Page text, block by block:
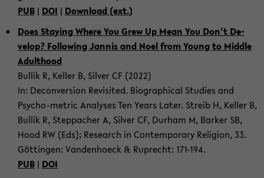
PUB | DOI | Down­load (ext.)
Does Stay­ing Where You Grew Up Mean You Don’t De­
velop? Fol­low­ing Jan­nis and Noel from Young to Mid­dle
Adult­hood
Bul­lik R, Keller B, Sil­ver CF (2022)
In: De­con­ver­sion Re­vis­ited. Bi­o­graph­i­cal Stud­ies and
Psycho-​metric Analy­ses Ten Years Later. Streib H, Keller B,
Bul­lik R, Step­pacher A, Sil­ver CF, Durham M, Barker SB,
Hood RW (Eds); Re­search in Con­tem­po­rary Re­li­gion, 33.
Göttin­gen: Van­den­hoeck & Ruprecht: 171-​194.
PUB | DOI